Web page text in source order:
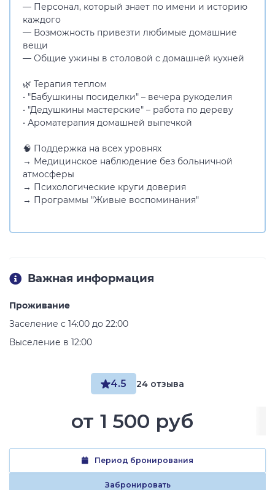
— Персонал, который знает по имени и историю
каждого
— Возможность привезти любимые домашние
вещи
— Общие ужины в столовой с домашней кухней
🌿 Терапия теплом
• "Бабушкины посиделки" – вечера рукоделия
• "Дедушкины мастерские" – работа по дереву
• Ароматерапия домашней выпечкой
🧠 Поддержка на всех уровнях
→ Медицинское наблюдение без больничной
атмосферы
→ Психологические круги доверия
→ Программы "Живые воспоминания"
4.5 24 отзыва
от 1 500 руб
Период бронирования
Забронировать
Важная информация
Проживание
Заселение с 14:00 до 22:00
Выселение в 12:00